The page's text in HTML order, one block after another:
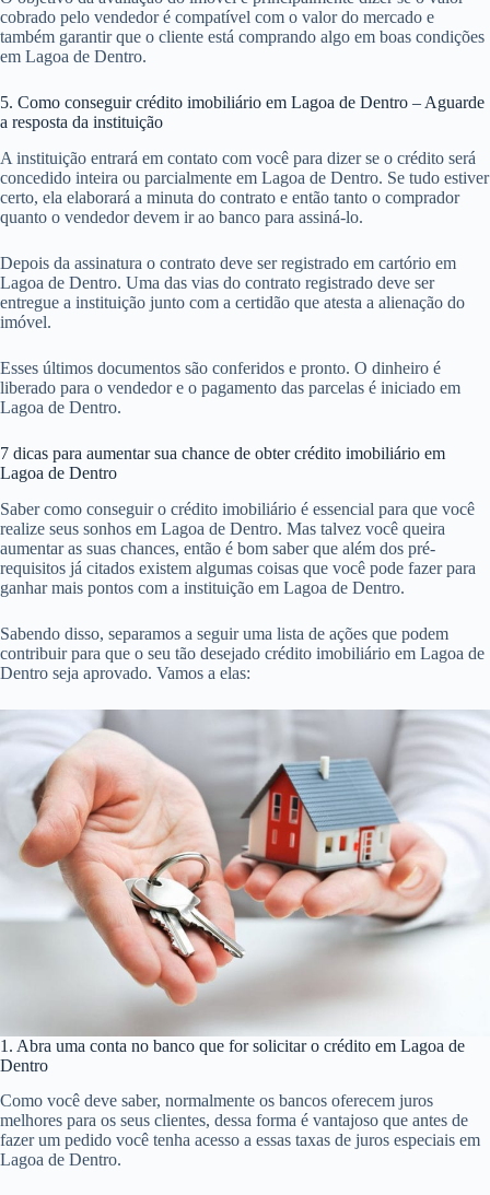
cobrado pelo vendedor é compatível com o valor do mercado e
também garantir que o cliente está comprando algo em boas condições
em Lagoa de Dentro.
5. Como conseguir crédito imobiliário em Lagoa de Dentro – Aguarde
a resposta da instituição
A instituição entrará em contato com você para dizer se o crédito será
concedido inteira ou parcialmente em Lagoa de Dentro. Se tudo estiver
certo, ela elaborará a minuta do contrato e então tanto o comprador
quanto o vendedor devem ir ao banco para assiná-lo.
Depois da assinatura o contrato deve ser registrado em cartório em
Lagoa de Dentro. Uma das vias do contrato registrado deve ser
entregue a instituição junto com a certidão que atesta a alienação do
imóvel.
Esses últimos documentos são conferidos e pronto. O dinheiro é
liberado para o vendedor e o pagamento das parcelas é iniciado em
Lagoa de Dentro.
7 dicas para aumentar sua chance de obter crédito imobiliário em
Lagoa de Dentro
Saber como conseguir o crédito imobiliário é essencial para que você
realize seus sonhos em Lagoa de Dentro. Mas talvez você queira
aumentar as suas chances, então é bom saber que além dos pré-
requisitos já citados existem algumas coisas que você pode fazer para
ganhar mais pontos com a instituição em Lagoa de Dentro.
Sabendo disso, separamos a seguir uma lista de ações que podem
contribuir para que o seu tão desejado crédito imobiliário em Lagoa de
Dentro seja aprovado. Vamos a elas:
1. Abra uma conta no banco que for solicitar o crédito em Lagoa de
Dentro
Como você deve saber, normalmente os bancos oferecem juros
melhores para os seus clientes, dessa forma é vantajoso que antes de
fazer um pedido você tenha acesso a essas taxas de juros especiais em
Lagoa de Dentro.